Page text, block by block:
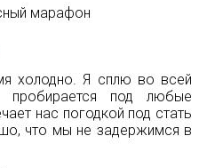
марафон
холодно. Я сплю во всей
под любые
нас погодкой под стать
что мы не задержимся в